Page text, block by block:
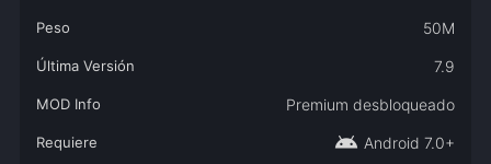
Peso 50M
Última Versión 7.9
MOD Info Premium desbloqueado
Requiere android Android 7.0+